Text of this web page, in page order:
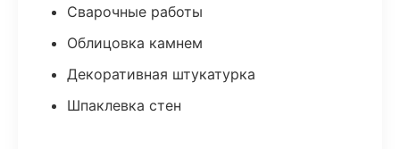
Сварочные работы
Облицовка камнем
Декоративная штукатурка
Шпаклевка стен